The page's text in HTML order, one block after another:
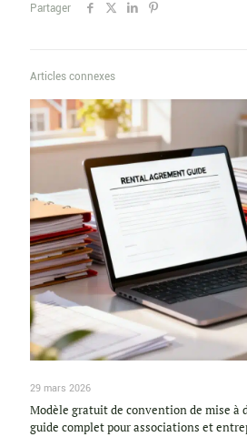
Partager
Articles connexes
29 mars 2026
Modèle gratuit de convention de mise à
guide complet pour associations et